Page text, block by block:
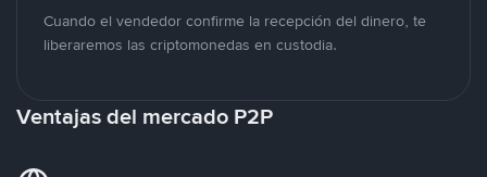
Cuando el vendedor confirme la recepción del dinero, te
liberaremos las criptomonedas en custodia.
Ventajas del mercado P2P